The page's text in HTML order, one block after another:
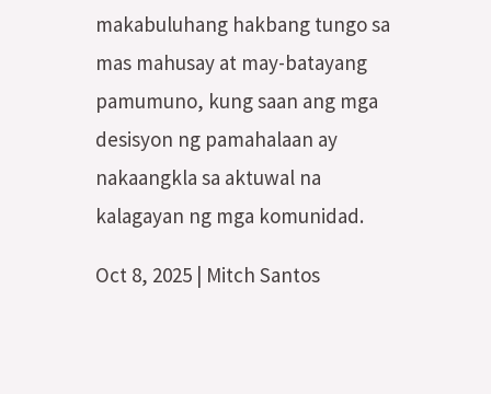
makabuluhang hakbang tungo sa
mas mahusay at may-batayang
pamumuno, kung saan ang mga
desisyon ng pamahalaan ay
nakaangkla sa aktuwal na
kalagayan ng mga komunidad.
‎Oct 8, 2025 | Mitch Santos